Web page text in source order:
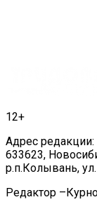
12+
Адрес редакции:
633623,
р.п.Колывань,
Редактор